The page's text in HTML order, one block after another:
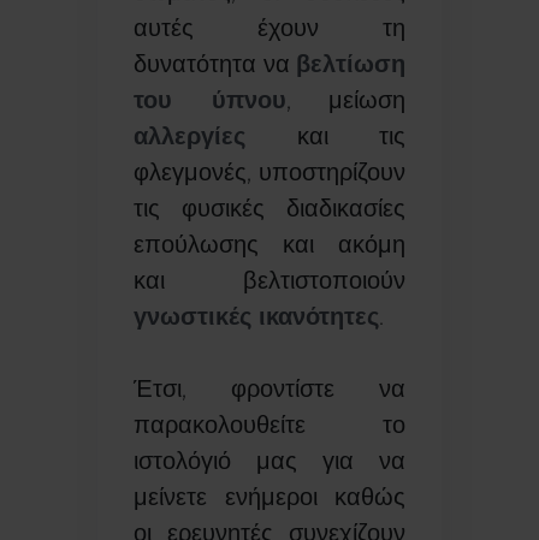
αυτές έχουν τη
δυνατότητα να βελτίωση
του ύπνου, μείωση
αλλεργίες και τις
φλεγμονές, υποστηρίζουν
τις φυσικές διαδικασίες
επούλωσης και ακόμη
και βελτιστοποιούν
γνωστικές ικανότητες.
Έτσι, φροντίστε να
παρακολουθείτε το
ιστολόγιό μας για να
μείνετε ενήμεροι καθώς
οι ερευνητές συνεχίζουν